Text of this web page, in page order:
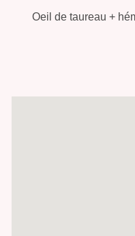
Oeil de taureau +